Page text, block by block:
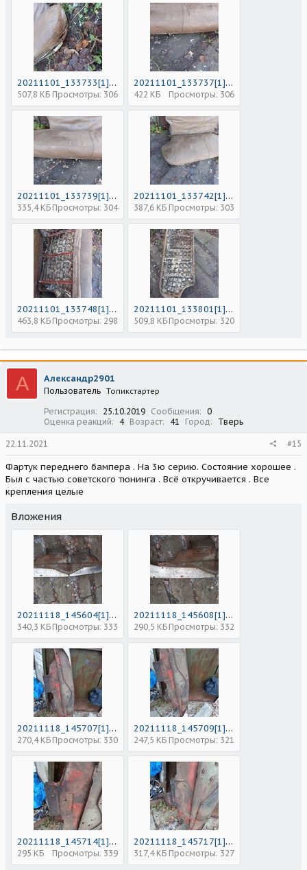
20211101_133733[1].jpg
507,8 КБ Просмотры: 306
20211101_133737[1].jpg
422 КБ Просмотры: 306
20211101_133739[1].jpg
335,4 КБ Просмотры: 304
20211101_133742[1].jpg
387,6 КБ Просмотры: 303
20211101_133748[1].jpg
463,8 КБ Просмотры: 298
20211101_133801[1].jpg
509,8 КБ Просмотры: 320
А Александр2901
Пользователь Топикстартер
Регистрация 25.10.2019 Сообщения
0
Оценка реакций
4 Возраст 41 Город Тверь
22.11.2021 #15
Фартук переднего бампера . На 3ю серию. Состояние хорошее .
Был с частью советского тюнинга . Всё откручивается . Все
крепления целые
Вложения
20211118_145604[1].jpg
340,3 КБ Просмотры: 333
20211118_145608[1].jpg
290,5 КБ Просмотры: 332
20211118_145707[1].jpg
270,4 КБ Просмотры: 330
20211118_145709[1].jpg
247,5 КБ Просмотры: 321
20211118_145714[1].jpg
295 КБ Просмотры: 339
20211118_145717[1].jpg
317,4 КБ Просмотры: 327